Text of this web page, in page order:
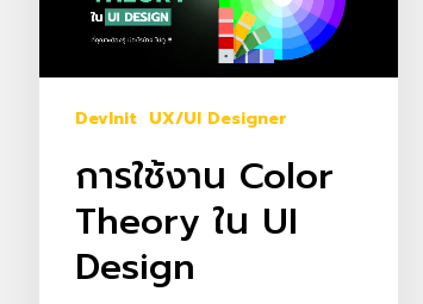
DevInit UX/UI Designer
การใช้งาน Color
Theory ใน UI
Design